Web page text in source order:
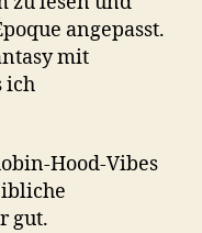
angepasst.
mit
ich
Hood-Vibes
gut.